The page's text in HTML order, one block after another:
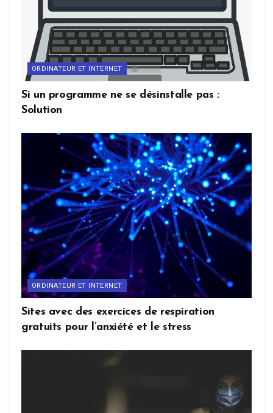
ORDINATEUR ET INTERNET
Si un programme ne se désinstalle pas :
Solution
ORDINATEUR ET INTERNET
Sites avec des exercices de respiration
gratuits pour l’anxiété et le stress